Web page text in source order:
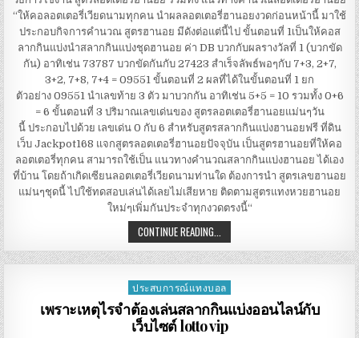
งาน สูตร
ลอตเตอรี่
ฮานอย รวม
ทั้ง แนวทาง
คำนวณ
ลอตเตอรี่
ฮานอย
“ให้คอลอตเตอรี่เวียดนามทุกคน นำผลลอตเตอรี่ฮานอยงวดก่อนหน้านี้ มาใช้
ประกอบกิจการคำนวณ สูตรฮานอย มีดังต่อแต่นี้ไป ขั้นตอนที่ 1เป็นให้คอส
ลากกินแบ่งนำสลากกินแบ่งชุดฮานอย ค่า DB บวกกับผลรางวัลที่ 1 (บวกขัด
กัน) อาทิเช่น 73787 บวกขัดกันกับ 27423 สำเร็จลัพธ์พอๆกับ 7+3, 2+7,
3+2, 7+8, 7+4 = 09551 ขั้นตอนที่ 2 ผลที่ได้ในขั้นตอนที่ 1 ยก
ตัวอย่าง 09551 นำเลขท้าย 3 ตัว มาบวกกัน อาทิเช่น 5+5 = 10 รวมทั้ง 0+6
= 6 ขั้นตอนที่ 3 ปริมาณเลขเด่นของ สูตรลอตเตอรี่ฮานอยแม่นๆวัน
นี้ ประกอบไปด้วย เลขเด่น 0 กับ 6 สำหรับสูตรสลากกินแบ่งฮานอยฟรี ที่ดิน
เว็บ Jackpot168 แจกสูตรลอตเตอรี่ฮานอยปัจจุบัน เป็นสูตรฮานอยที่ให้คอ
ลอตเตอรี่ทุกคน สามารถใช้เป็น แนวทางคำนวณสลากกินแบ่งฮานอย ได้เอง
ที่บ้าน โดยถ้าเกิดเซียนลอตเตอรี่เวียดนามท่านใด ต้องการนำ สูตรเลขฮานอย
แม่นๆชุดนี้ ไปใช้ทดสอบเล่นได้เลยไม่เสียหาย ติดตามสูตรแทงหวยฮานอย
ใหม่ๆเพิ่มกันประจำทุกงวดตรงนี้“
CONTINUE READING...
การ
ใช้
งาน สูตร
ฮานอย รวม
ทั้ง แนวทาง
คำนวณ
ลอตเตอรี่
ฮานอย
Posted
in
ประสบการณ์แทงบอล
เพราะเหตุไรจำต้องเล่นสลากกินแบ่งออนไลน์กับ
เว็บไซต์ lotto vip